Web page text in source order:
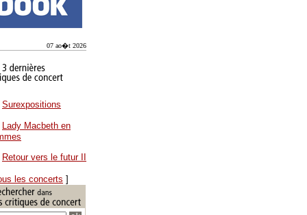
07 ao�t 2026
Surexpositions
Lady Macbeth en
Retour vers le futur II
les concerts ]